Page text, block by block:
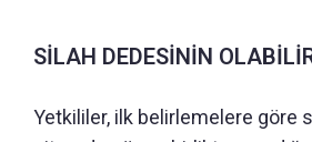
SİLAH DEDESİNİN
Yetkililer, ilk belirlemelere göre